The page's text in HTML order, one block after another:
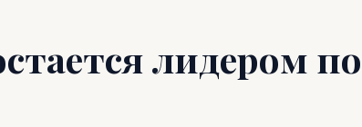
лидером по